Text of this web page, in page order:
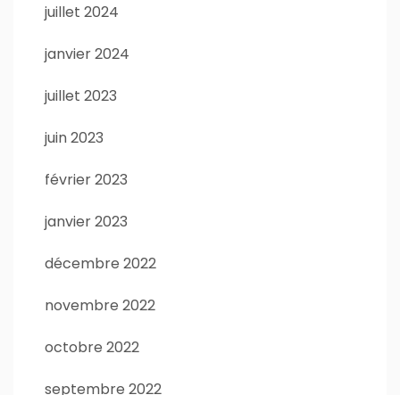
juillet 2024
janvier 2024
juillet 2023
juin 2023
février 2023
janvier 2023
décembre 2022
novembre 2022
octobre 2022
septembre 2022